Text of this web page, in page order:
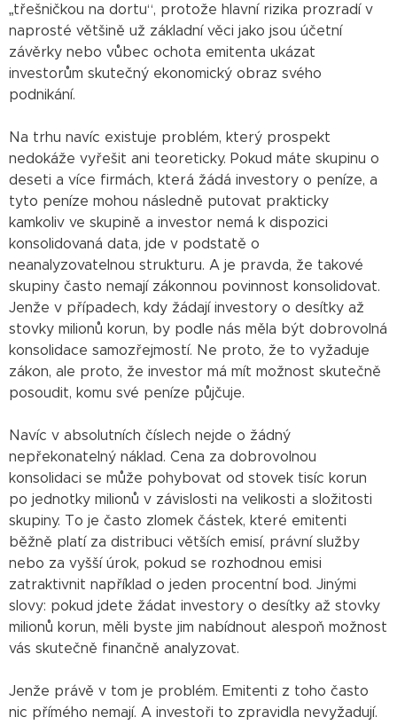
„třešničkou na dortu“, protože hlavní rizika prozradí v
naprosté většině už základní věci jako jsou účetní
závěrky nebo vůbec ochota emitenta ukázat
investorům skutečný ekonomický obraz svého
podnikání.
Na trhu navíc existuje problém, který prospekt
nedokáže vyřešit ani teoreticky. Pokud máte skupinu o
deseti a více firmách, která žádá investory o peníze, a
tyto peníze mohou následně putovat prakticky
kamkoliv ve skupině a investor nemá k dispozici
konsolidovaná data, jde v podstatě o
neanalyzovatelnou strukturu. A je pravda, že takové
skupiny často nemají zákonnou povinnost konsolidovat.
Jenže v případech, kdy žádají investory o desítky až
stovky milionů korun, by podle nás měla být dobrovolná
konsolidace samozřejmostí. Ne proto, že to vyžaduje
zákon, ale proto, že investor má mít možnost skutečně
posoudit, komu své peníze půjčuje.
Navíc v absolutních číslech nejde o žádný
nepřekonatelný náklad. Cena za dobrovolnou
konsolidaci se může pohybovat od stovek tisíc korun
po jednotky milionů v závislosti na velikosti a složitosti
skupiny. To je často zlomek částek, které emitenti
běžně platí za distribuci větších emisí, právní služby
nebo za vyšší úrok, pokud se rozhodnou emisi
zatraktivnit například o jeden procentní bod. Jinými
slovy: pokud jdete žádat investory o desítky až stovky
milionů korun, měli byste jim nabídnout alespoň možnost
vás skutečně finančně analyzovat.
Jenže právě v tom je problém. Emitenti z toho často
nic přímého nemají. A investoři to zpravidla nevyžadují.